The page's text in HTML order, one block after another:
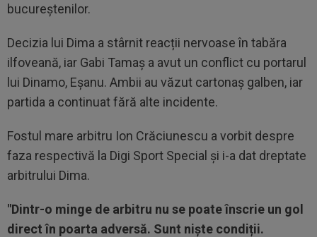
bucureștenilor.
Decizia lui Dima a stârnit reacții nervoase în tabăra
ilfoveană, iar Gabi Tamaș a avut un conflict cu portarul
lui Dinamo, Eșanu. Ambii au văzut cartonaș galben, iar
partida a continuat fără alte incidente.
Fostul mare arbitru Ion Crăciunescu a vorbit despre
faza respectivă la Digi Sport Special și i-a dat dreptate
arbitrului Dima.
"Dintr-o minge de arbitru nu se poate înscrie un gol
direct în poarta adversă. Sunt niște condiții.